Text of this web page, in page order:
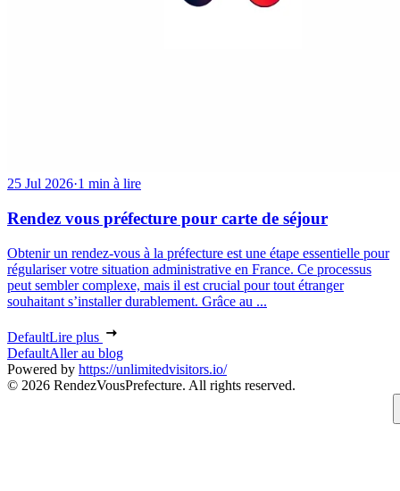
25 Jul 2026·1 min à lire
Rendez vous préfecture pour carte de séjour
Obtenir un rendez-vous à la préfecture est une étape essentielle pour
régulariser votre situation administrative en France. Ce processus
peut sembler complexe, mais il est crucial pour tout étranger
souhaitant s’installer durablement. Grâce au ...
DefaultLire plus
DefaultAller au blog
Powered by https://unlimitedvisitors.io/
© 2026 RendezVousPrefecture. All rights reserved.